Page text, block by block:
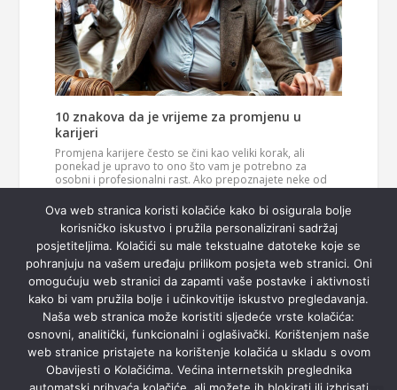
10 znakova da je vrijeme za promjenu u
karijeri
Promjena karijere često se čini kao veliki korak, ali
ponekad je upravo to ono što vam je potrebno za
osobni i profesionalni rast. Ako prepoznajete neke od
ovih znakova, možda je vrijeme da razmislite o novom
smjeru u svom životu. 1. Vaš posao više vas…Pročitaj
više
Ova web stranica koristi kolačiće kako bi osigurala bolje
korisničko iskustvo i pružila personalizirani sadržaj
posjetiteljima. Kolačići su male tekstualne datoteke koje se
pohranjuju na vašem uređaju prilikom posjeta web stranici. Oni
omogućuju web stranici da zapamti vaše postavke i aktivnosti
kako bi vam pružila bolje i učinkovitije iskustvo pregledavanja.
Naša web stranica može koristiti sljedeće vrste kolačića:
osnovni, analitički, funkcionalni i oglašivački. Korištenjem naše
web stranice pristajete na korištenje kolačića u skladu s ovom
Obavijesti o Kolačićima. Većina internetskih preglednika